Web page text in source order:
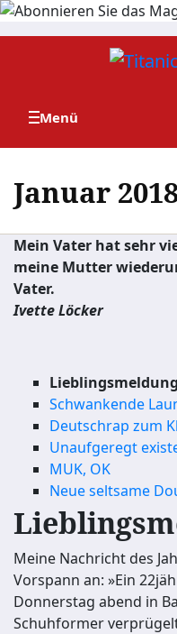
Zum
Januar
Mein Vater hat sehr
meine Mutter
Vater.
Ivette Löcker
Lieblingsmeldung
Schwankende
Deutschrap zum
Unaufgeregt
MUK, OK
Neue seltsame
Meine Nachricht des
Vorspann an: »Ein
Donnerstag abend in
Schuhformer